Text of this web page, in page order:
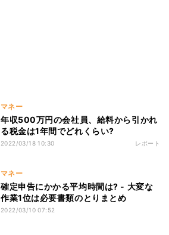
マネー
年収500万円の会社員、給料から引かれ
る税金は1年間でどれくらい?
2022/03/18 10:30 レポート
マネー
確定申告にかかる平均時間は? - 大変な
作業1位は必要書類のとりまとめ
2022/03/10 07:52